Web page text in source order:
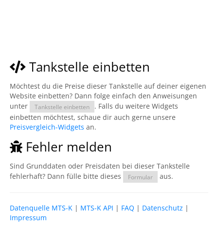
Tankstelle einbetten
Möchtest du die Preise dieser Tankstelle auf deiner eigenen
Website einbetten? Dann folge einfach den Anweisungen
unter
Tankstelle einbetten
. Falls du weitere Widgets
einbetten möchtest, schaue dir auch gerne unsere
Preisvergleich-Widgets an.
Fehler melden
Sind Grunddaten oder Preisdaten bei dieser Tankstelle
fehlerhaft? Dann fülle bitte dieses
Formular aus.
Datenquelle MTS-K | MTS-K API | FAQ | Datenschutz |
Impressum